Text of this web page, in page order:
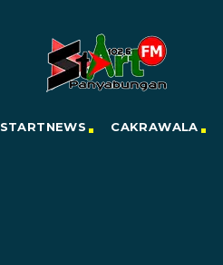
STARTNEWS CAKRAWALA